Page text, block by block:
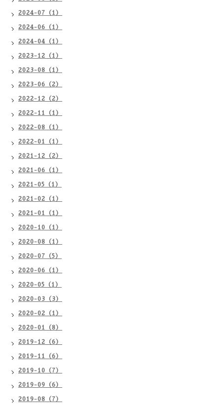
2024-07（1）
2024-06（1）
2024-04（1）
2023-12（1）
2023-08（1）
2023-06（2）
2022-12（2）
2022-11（1）
2022-08（1）
2022-01（1）
2021-12（2）
2021-06（1）
2021-05（1）
2021-02（1）
2021-01（1）
2020-10（1）
2020-08（1）
2020-07（5）
2020-06（1）
2020-05（1）
2020-03（3）
2020-02（1）
2020-01（8）
2019-12（6）
2019-11（6）
2019-10（7）
2019-09（6）
2019-08（7）